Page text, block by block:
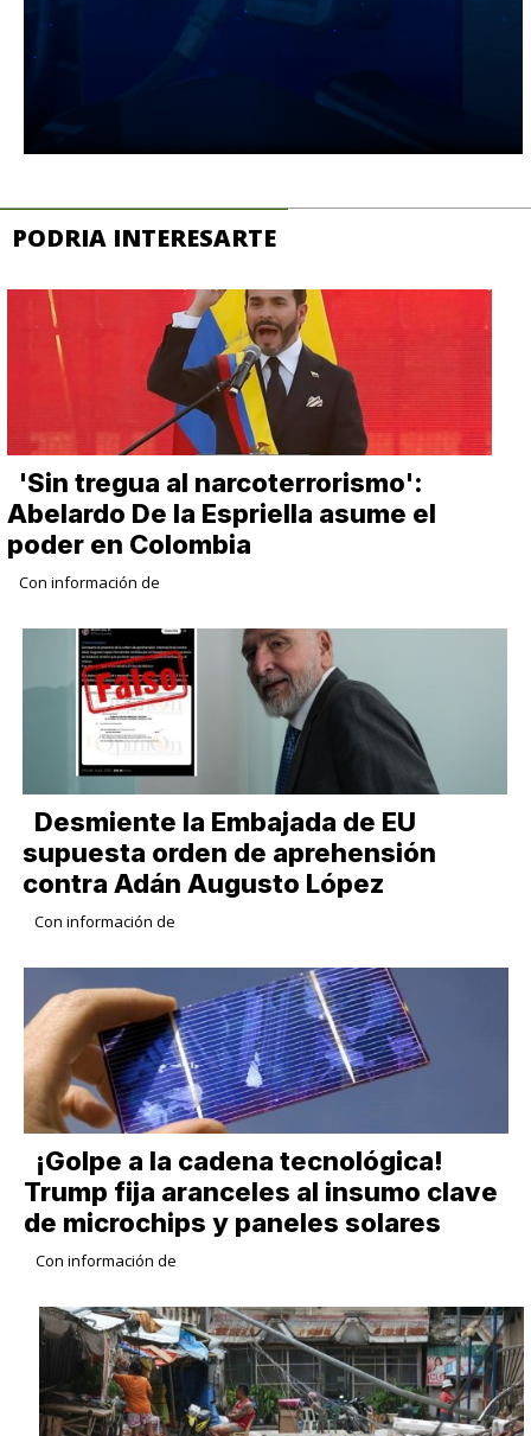
PODRIA INTERESARTE
​'Sin tregua al narcoterrorismo':
Abelardo De la Espriella asume el
poder en Colombia
Con información de
Desmiente la Embajada de EU
supuesta orden de aprehensión
contra Adán Augusto López
Con información de
¡Golpe a la cadena tecnológica!
Trump fija aranceles al insumo clave
de microchips y paneles solares
Con información de